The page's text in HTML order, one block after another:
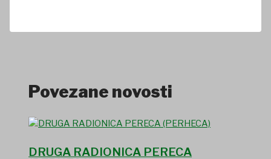
Povezane novosti
DRUGA RADIONICA PERECA